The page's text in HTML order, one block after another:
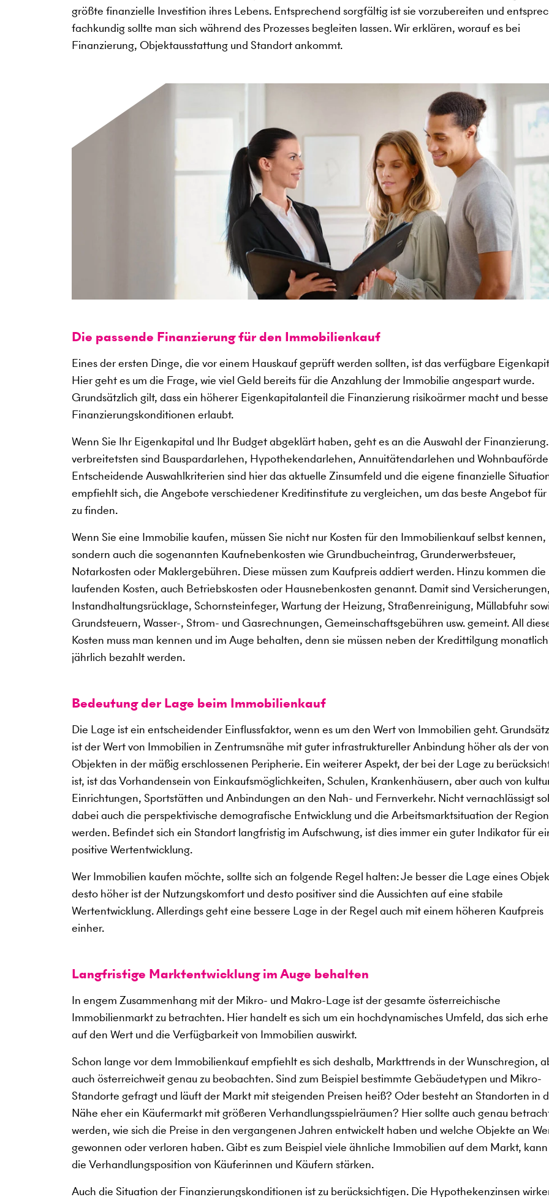
größte finanzielle Investition ihres Lebens. Entsprechend sorgfältig ist sie vorzubereiten und
fachkundig sollte man sich während des Prozesses begleiten lassen. Wir erklären, worauf es bei
Finanzierung, Objektausstattung und Standort ankommt.
Die passende Finanzierung für den Immobilienkauf
Eines der ersten Dinge, die vor einem Hauskauf geprüft werden sollten, ist das verfügbare
Hier geht es um die Frage, wie viel Geld bereits für die Anzahlung der Immobilie angespart wurde.
Grundsätzlich gilt, dass ein höherer Eigenkapitalanteil die Finanzierung risikoärmer macht und
Finanzierungskonditionen erlaubt.
Wenn Sie Ihr Eigenkapital und Ihr Budget abgeklärt haben, geht es an die Auswahl der
verbreitetsten sind Bauspardarlehen, Hypothekendarlehen, Annuitätendarlehen und
Entscheidende Auswahlkriterien sind hier das aktuelle Zinsumfeld und die eigene finanzielle
empfiehlt sich, die Angebote verschiedener Kreditinstitute zu vergleichen, um das beste Angebot für
zu finden.
Wenn Sie eine Immobilie kaufen, müssen Sie nicht nur Kosten für den Immobilienkauf selbst kennen,
sondern auch die sogenannten Kaufnebenkosten wie Grundbucheintrag, Grunderwerbsteuer,
Notarkosten oder Maklergebühren. Diese müssen zum Kaufpreis addiert werden. Hinzu kommen die
laufenden Kosten, auch Betriebskosten oder Hausnebenkosten genannt. Damit sind
Instandhaltungsrücklage, Schornsteinfeger, Wartung der Heizung, Straßenreinigung, Müllabfuhr
Grundsteuern, Wasser-, Strom- und Gasrechnungen, Gemeinschaftsgebühren usw. gemeint. All
Kosten muss man kennen und im Auge behalten, denn sie müssen neben der Kredittilgung
jährlich bezahlt werden.
Bedeutung der Lage beim Immobilienkauf
Die Lage ist ein entscheidender Einflussfaktor, wenn es um den Wert von Immobilien geht.
ist der Wert von Immobilien in Zentrumsnähe mit guter infrastruktureller Anbindung höher als der von
Objekten in der mäßig erschlossenen Peripherie. Ein weiterer Aspekt, der bei der Lage zu
ist, ist das Vorhandensein von Einkaufsmöglichkeiten, Schulen, Krankenhäusern, aber auch von
Einrichtungen, Sportstätten und Anbindungen an den Nah- und Fernverkehr. Nicht vernachlässigt
dabei auch die perspektivische demografische Entwicklung und die Arbeitsmarktsituation der Region
werden. Befindet sich ein Standort langfristig im Aufschwung, ist dies immer ein guter Indikator für
positive Wertentwicklung.
Wer Immobilien kaufen möchte, sollte sich an folgende Regel halten: Je besser die Lage eines
desto höher ist der Nutzungskomfort und desto positiver sind die Aussichten auf eine stabile
Wertentwicklung. Allerdings geht eine bessere Lage in der Regel auch mit einem höheren Kaufpreis
einher.
Langfristige Marktentwicklung im Auge behalten
In engem Zusammenhang mit der Mikro- und Makro-Lage ist der gesamte österreichische
Immobilienmarkt zu betrachten. Hier handelt es sich um ein hochdynamisches Umfeld, das sich
auf den Wert und die Verfügbarkeit von Immobilien auswirkt.
Schon lange vor dem Immobilienkauf empfiehlt es sich deshalb, Markttrends in der Wunschregion,
auch österreichweit genau zu beobachten. Sind zum Beispiel bestimmte Gebäudetypen und Mikro-
Standorte gefragt und läuft der Markt mit steigenden Preisen heiß? Oder besteht an Standorten in
Nähe eher ein Käufermarkt mit größeren Verhandlungsspielräumen? Hier sollte auch genau
werden, wie sich die Preise in den vergangenen Jahren entwickelt haben und welche Objekte an
gewonnen oder verloren haben. Gibt es zum Beispiel viele ähnliche Immobilien auf dem Markt,
die Verhandlungsposition von Käuferinnen und Käufern stärken.
Auch die Situation der Finanzierungskonditionen ist zu berücksichtigen. Die Hypothekenzinsen